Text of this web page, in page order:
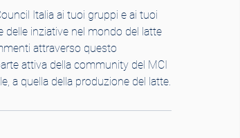
delle inziative nel mondo del latte
attraverso questo
attiva della community del MCI
a quella della produzione del latte.